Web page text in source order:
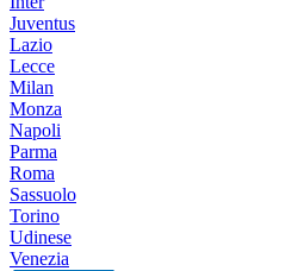
Juventus
Lazio
Lecce
Milan
Monza
Napoli
Parma
Roma
Sassuolo
Torino
Udinese
Venezia